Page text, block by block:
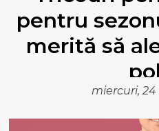
pentru
merită să
miercuri,